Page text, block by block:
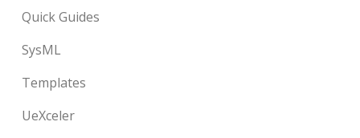
Quick Guides
SysML
Templates
UeXceler